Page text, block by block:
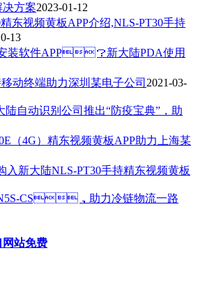
决方案2023-01-12
东视频黄板APP介绍,NLS-PT30手持
13
装软件APP？新大陆PDA使用
动终端助力深圳某电子公司 2021-03-
大陆自动识别公司推出“防疫宝典”，助
（4G）精东视频黄板APP助力上海某
入新大陆NLS-PT30手持精东视频黄板
CS，助力冷链物流一路
网站免费